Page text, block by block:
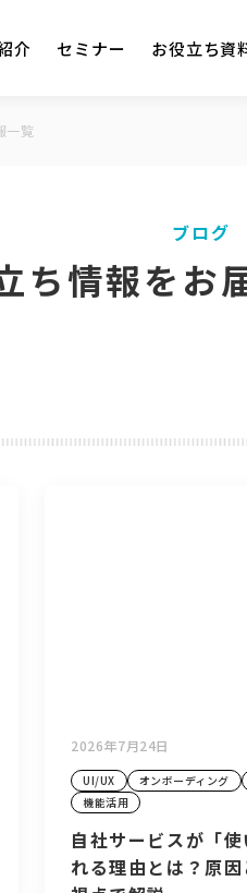
介 セミナー お役立ち資
一覧
ブログ
ち情報をお
2026年7月24日
UI/UX オンボーディング
機能活用
自社サービスが「
れる理由とは？原